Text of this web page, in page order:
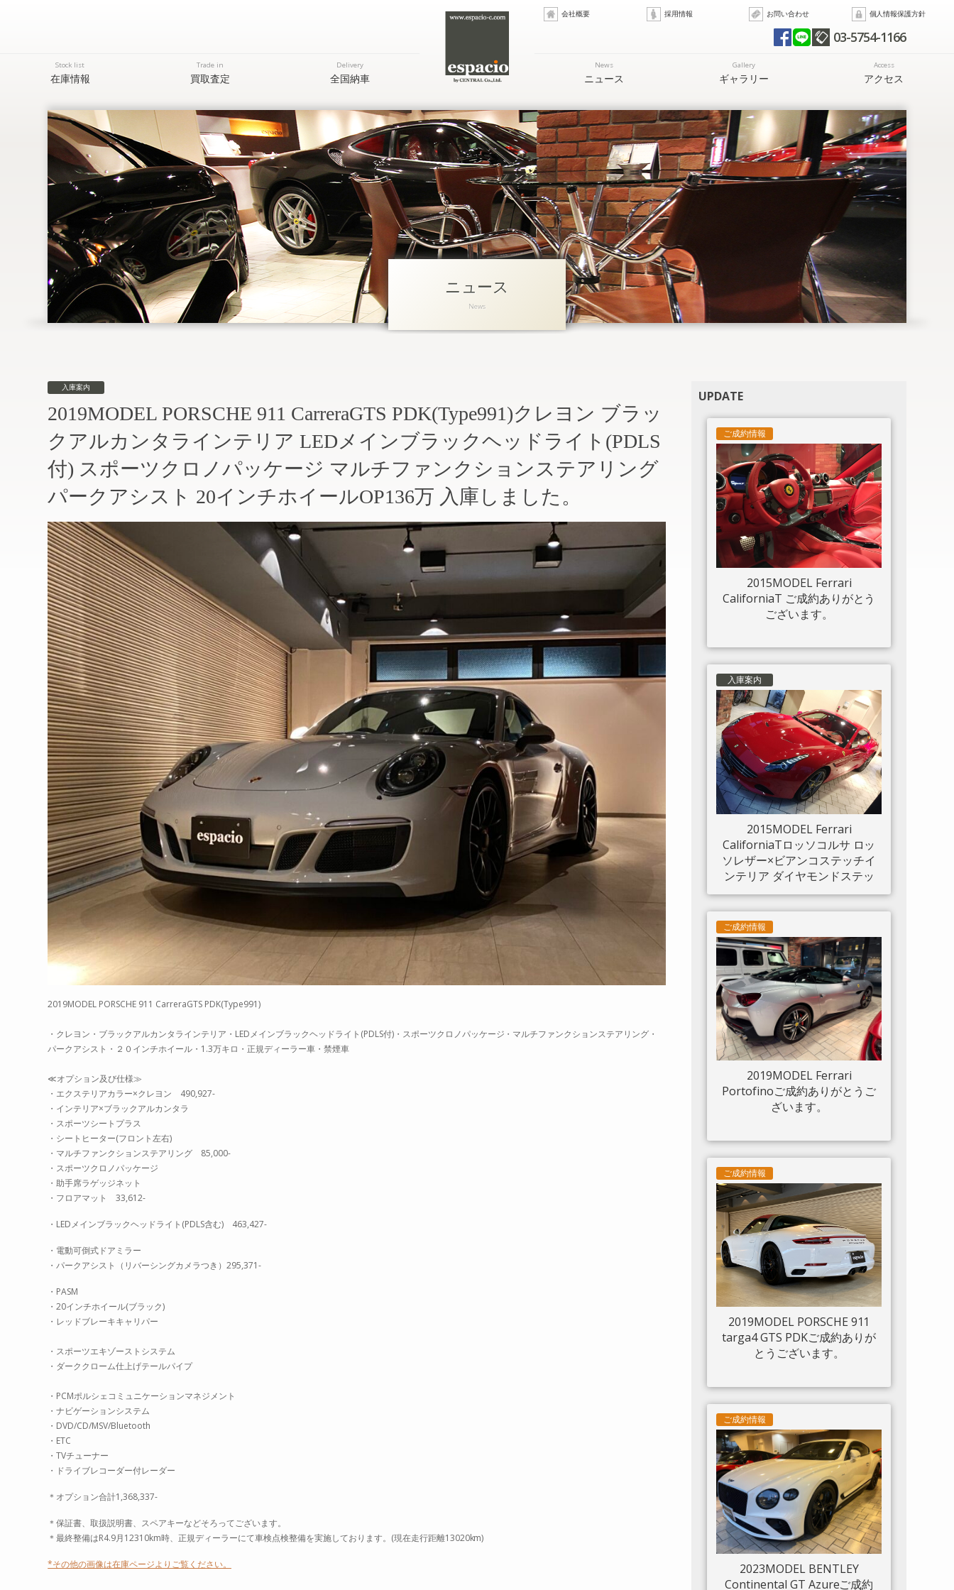
会社概要 採用情報 お問い合わせ 個人情報保護方針
03-5754-1166
Stock list
在庫情報
Trade in
買取査定
Delivery
全国納車
News
ニュース
Gallery
ギャラリー
Access
アクセス
ニュース
News
入庫案内
2019MODEL PORSCHE 911 CarreraGTS PDK(Type991)クレヨン ブラッ
クアルカンタラインテリア LEDメインブラックヘッドライト(PDLS
付) スポーツクロノパッケージ マルチファンクションステアリング
パークアシスト 20インチホイールOP136万 入庫しました。
2019MODEL PORSCHE 911 CarreraGTS PDK(Type991)
・クレヨン・ブラックアルカンタラインテリア・LEDメインブラックヘッドライト(PDLS付)・スポーツクロノパッケージ・マルチファンクションステアリング・
パークアシスト・２０インチホイール・1.3万キロ・正規ディーラー車・禁煙車
≪オプション及び仕様≫
・エクステリアカラー×クレヨン 490,927-
・インテリア×ブラックアルカンタラ
・スポーツシートプラス
・シートヒーター(フロント左右)
・マルチファンクションステアリング 85,000-
・スポーツクロノパッケージ
・助手席ラゲッジネット
・フロアマット 33,612-
・LEDメインブラックヘッドライト(PDLS含む) 463,427-
・電動可倒式ドアミラー
・パークアシスト（リバーシングカメラつき）295,371-
・PASM
・20インチホイール(ブラック)
・レッドブレーキキャリパー
・スポーツエキゾーストシステム
・ダーククローム仕上げテールパイプ
・PCMポルシェコミュニケーションマネジメント
・ナビゲーションシステム
・DVD/CD/MSV/Bluetooth
・ETC
・TVチューナー
・ドライブレコーダー付レーダー
＊オプション合計1,368,337-
＊保証書、取扱説明書、スペアキーなどそろってございます。
＊最終整備はR4.9月12310km時、正規ディーラーにて車検点検整備を実施しております。(現在走行距離13020km)
*その他の画像は在庫ページよりご覧ください。
UPDATE
ご成約情報
2015MODEL Ferrari
CaliforniaT ご成約ありがとう
ございます。
入庫案内
2015MODEL Ferrari
CaliforniaTロッソコルサ ロッ
ソレザー×ビアンコステッチイ
ンテリア ダイヤモンドステッ
チシート LED付きカーボンド
ライバーゾーン カーボンセン
タートンネル ダッシュボード
インサートパネル×カーボン ク
ロームフロントグリル S/Fシー
ルド 20“鍛造AW入庫しまし
た。
ご成約情報
2019MODEL Ferrari
Portofinoご成約ありがとうご
ざいます。
ご成約情報
2019MODEL PORSCHE 911
targa4 GTS PDKご成約ありが
とうございます。
ご成約情報
2023MODEL BENTLEY
Continental GT Azureご成約